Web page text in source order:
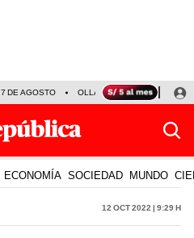
7 DE AGOSTO OLLANTA HUMALA
ECONOMÍA SOCIEDAD MUNDO
12 Oct 2022 | 9:29 h